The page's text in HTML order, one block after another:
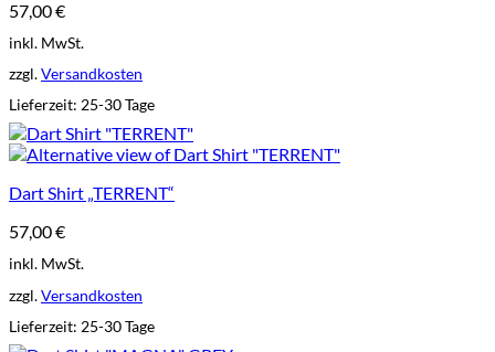
57,00€
inkl. MwSt.
zzgl.Versandkosten
Lieferzeit: 25-30 Tage
Dart Shirt „TERRENT“
57,00€
inkl. MwSt.
zzgl.Versandkosten
Lieferzeit: 25-30 Tage